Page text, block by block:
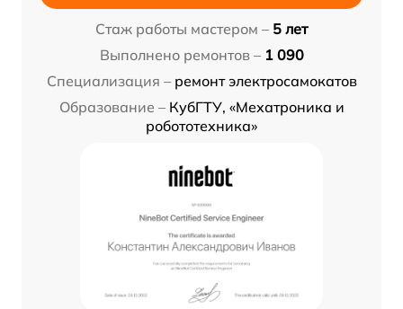
Стаж работы мастером – 5 лет
Выполнено ремонтов – 1 090
Специализация – ремонт электросамокатов
Образование – КубГТУ, «Мехатроника и
робототехника»